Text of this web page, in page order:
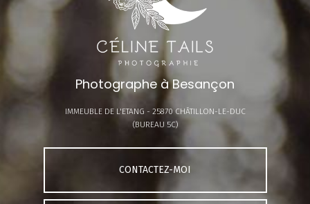
Photographe à Besançon
IMMEUBLE DE L'ETANG - 25870 CHÂTILLON-LE-DUC
(BUREAU 5C)
CONTACTEZ-MOI